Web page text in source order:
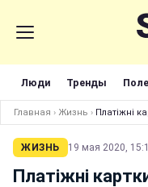
Люди Тренды
Главная › Жизнь › Платіжні
ЖИЗНЬ 19 мая 2020,
Платіжні